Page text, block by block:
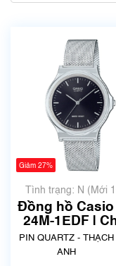
Giảm 27%
Tình trạng: N (Mới
chưa qua sử
Đồng hồ Casio
24M-1EDF |
hãng
PIN QUARTZ - THẠCH
ANH